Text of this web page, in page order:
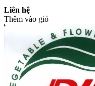
Liên hệ
Thêm vào giỏ